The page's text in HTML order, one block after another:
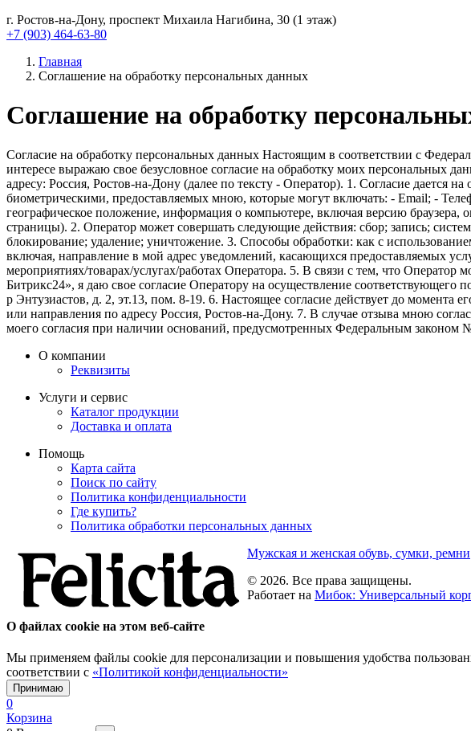
г. Ростов-на-Дону, проспект Михаила Нагибина, 30 (1 этаж)
+7 (903) 464-63-80
Главная
Соглашение на обработку персональных данных
Соглашение на обработку
Согласие на обработку персональных данных Настоящим в соответствии с
интересе выражаю свое безусловное согласие на обработку моих персональных
адресу: Россия, Ростов-на-Дону (далее по тексту - Оператор). 1. Согласие дается
биометрическими, предоставляемых мною, которые могут включать: - Email; -
географическое положение, информация о компьютере, включая версию
страницы). 2. Оператор может совершать следующие действия: сбор; запись;
блокирование; удаление; уничтожение. 3. Способы обработки: как с
включая, направление в мой адрес уведомлений, касающихся предоставляемых
мероприятиях/товарах/услугах/работах Оператора. 5. В связи с тем, что
Битрикс24», я даю свое согласие Оператору на осуществление
р Энтузиастов, д. 2, эт.13, пом. 8-19. 6. Настоящее согласие действует до момента
или направления по адресу Россия, Ростов-на-Дону. 7. В случае отзыва мною
моего согласия при наличии оснований, предусмотренных Федеральным
О компании
Реквизиты
Услуги и сервис
Каталог продукции
Доставка и оплата
Помощь
Карта сайта
Поиск по сайту
Политика конфиденциальности
Где купить?
Политика обработки персональных данных
Мужская и женская обувь, сумки, ремни
© 2026. Все права защищены.
Работает на Мибок: Универсальный
О файлах cookie на этом веб-сайте
Мы применяем файлы cookie для персонализации и повышения удобства
соответствии с «Политикой конфиденциальности»
Принимаю
0
Корзина